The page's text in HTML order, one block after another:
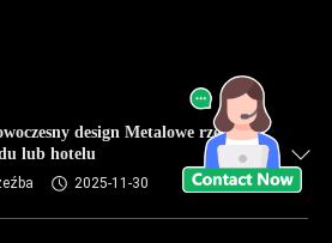
design Metalowe rzeźby
lub hotelu
2025-11-30